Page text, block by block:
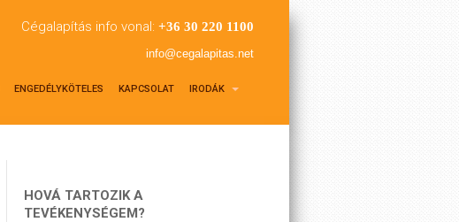
Cégalapítás info vonal: +36 30 220 1100
info@cegalapitas.net
ENGEDÉLYKÖTELES KAPCSOLAT IRODÁK
HOVÁ TARTOZIK A
TEVÉKENYSÉGEM?